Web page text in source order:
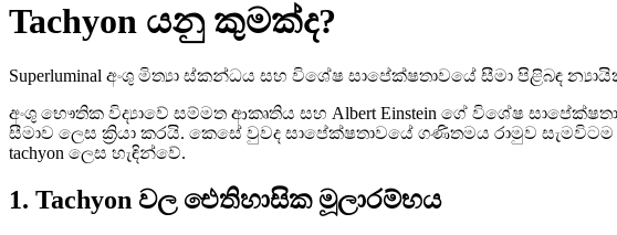
Tachyon යනු කුමක්ද?
Superluminal අංශු මිත්‍යා ස්කන්ධය සහ විශේෂ සාපේක්ෂතාවයේ සීමා පිළිබඳ
අංශු භෞතික විද්‍යාවේ සම්මත ආකෘතිය සහ Albert Einstein ගේ විශේෂ
සීමාව ලෙස ක්‍රියා කරයි. කෙසේ වුවද සාපේක්ෂතාවයේ ගණිතමය රාමුව
tachyon ලෙස හැඳින්වේ.
1. Tachyon වල ඓතිහාසික මූලාරම්භය